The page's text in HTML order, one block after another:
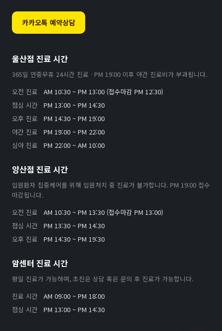
카카오톡 예약상담
울산점 진료 시간
365일 연중무휴 24시간 진료 · PM 19:00 이후 야간 진료비가 부과됩니다.
오전 진료
AM 10:30 ~ PM 13:00 (접수마감 PM 12:30)
점심 시간
PM 13:00 ~ PM 14:30
오후 진료
PM 14:30 ~ PM 19:00
야간 진료
PM 19:00 ~ PM 22:00
심야 진료
PM 22:00 ~ AM 10:00
양산점 진료 시간
입원환자 집중케어를 위해 입원처치 중 진료가 불가합니다. PM 19:00 접수
마감됩니다.
오전 진료
AM 10:30 ~ PM 13:30 (접수마감 PM 13:00)
점심 시간
PM 13:30 ~ PM 14:30
오후 진료
PM 14:30 ~ PM 19:30
암센터 진료 시간
평일 진료가 가능하며, 초진은 상담 혹은 문의 후 진료가 가능합니다.
진료 시간
AM 09:00 ~ PM 18:00
점심 시간
PM 13:00 ~ PM 14:30